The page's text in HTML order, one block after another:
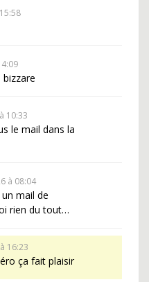
bizzare
10:33
le mail dans la
à 08:04
mail de
rien du tout…
16:23
ça fait plaisir